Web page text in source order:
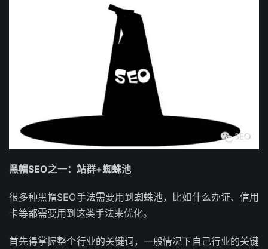
黑帽SEO之一：站群+蜘蛛池
很多种黑帽SEO手法需要用到蜘蛛池，比如什么办证、信用
卡等都需要用到这类手法来优化。
首先得掌握整个行业的关键词，一般情况下自己行业的关键